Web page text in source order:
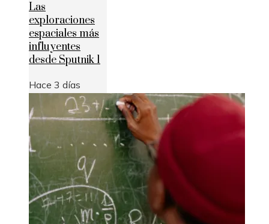
Las
exploraciones
espaciales más
influyentes
desde Sputnik 1
Hace 3 días